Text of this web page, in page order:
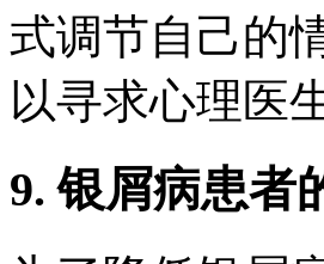
式调节自己的
以寻求心理医
9. 银屑病患者